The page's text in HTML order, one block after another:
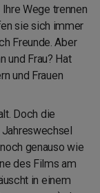
Wege trennen
sie sich immer
Freunde. Aber
und Frau? Hat
und Frauen
Doch die
genauso wie
des Films am
in einem